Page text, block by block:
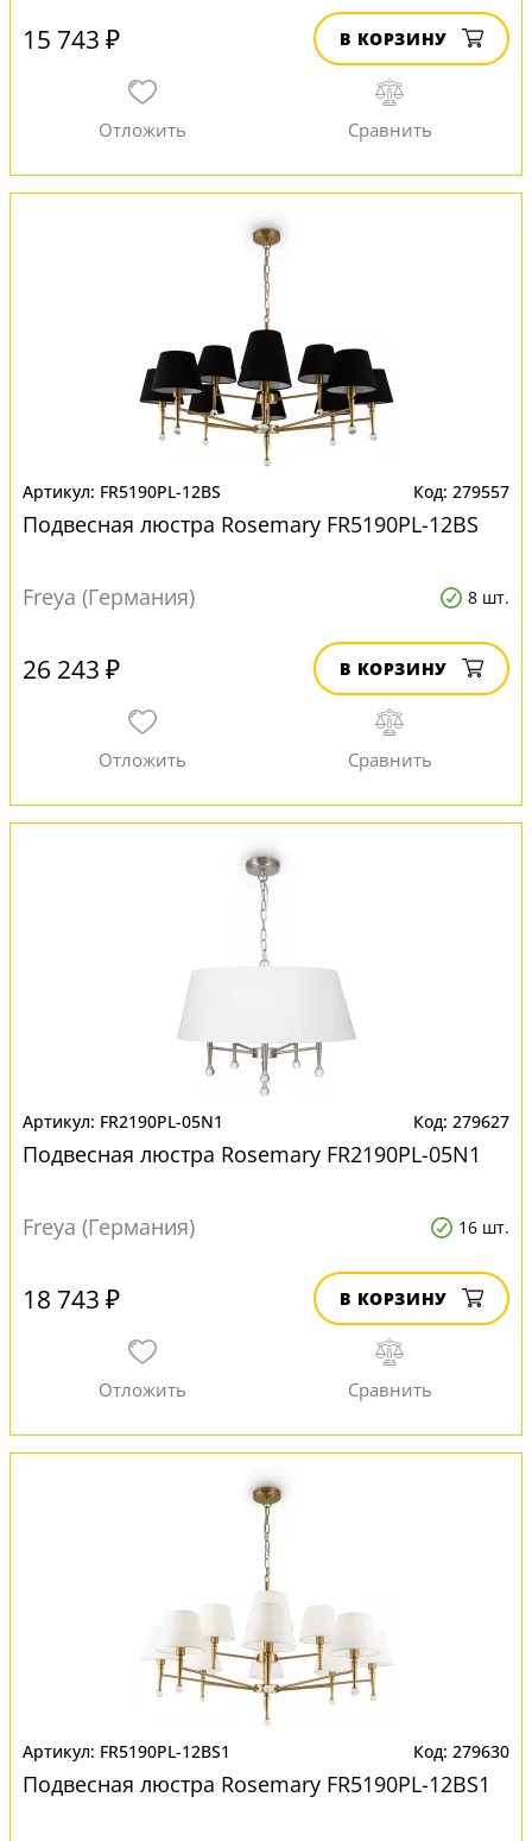
15 743 ₽ В КОРЗИНУ
FR5190PL-12BS 279557
Подвесная люстра Rosemary FR5190PL-12BS
Freya (Германия) 8 шт.
26 243 ₽ В КОРЗИНУ
FR2190PL-05N1 279627
Подвесная люстра Rosemary FR2190PL-05N1
Freya (Германия) 16 шт.
18 743 ₽ В КОРЗИНУ
FR5190PL-12BS1 279630
Подвесная люстра Rosemary FR5190PL-12BS1